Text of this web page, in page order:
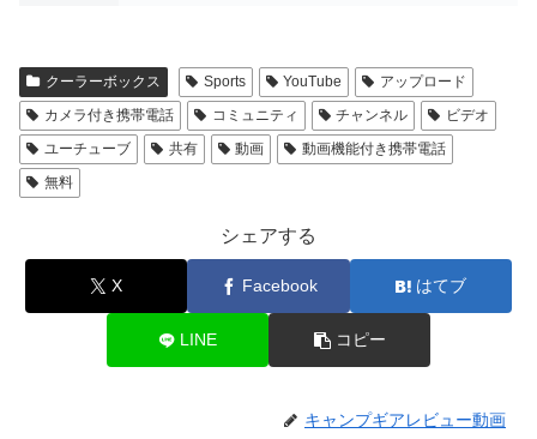
クーラーボックス Sports YouTube
アップロード
カメラ付き携帯電話
コミュニティ チャンネル
ビデオ
ユーチューブ
共有 動画
動画機能付き携帯電話
無料
シェアする
X Facebook はてブ
LINE コピー
キャンプギアレビュー動画